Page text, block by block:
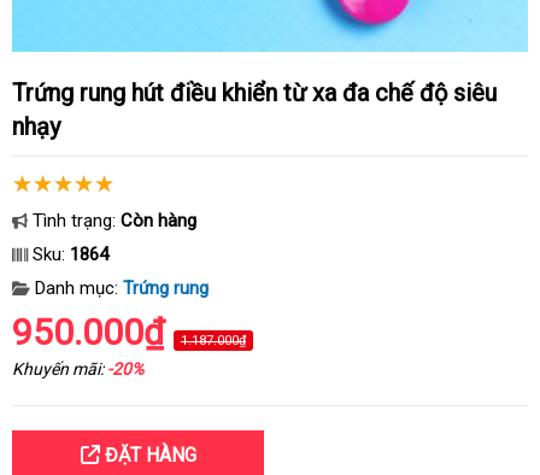
Trứng rung hút điều khiển từ xa đa chế độ siêu
nhạy
Tình trạng: Còn hàng
Sku: 1864
Danh mục: Trứng rung
950.000₫ 1.187.000₫
Khuyến mãi:-20%
ĐẶT HÀNG